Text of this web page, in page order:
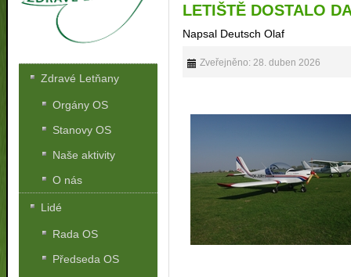
LETIŠTĚ DOSTALO
Napsal Deutsch Olaf
Zveřejněno: 28. duben 2026
Zdravé Letňany
Orgány OS
Stanovy OS
Naše aktivity
O nás
Lidé
Rada OS
Předseda OS